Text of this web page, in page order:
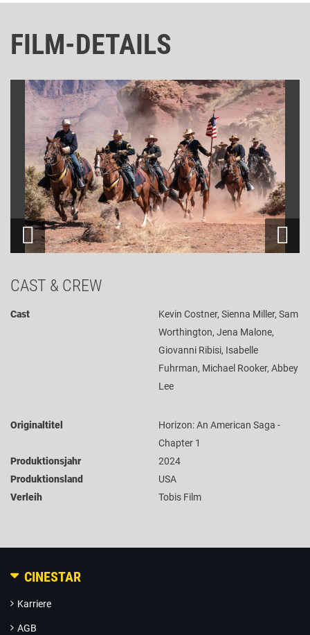
FILM-DETAILS
CAST & CREW
Cast
Kevin Costner, Sienna Miller, Sam
Worthington, Jena Malone,
Giovanni Ribisi, Isabelle
Fuhrman, Michael Rooker, Abbey
Lee
Originaltitel
Horizon: An American Saga -
Chapter 1
Produktionsjahr
2024
Produktionsland
USA
Verleih
Tobis Film
CINESTAR
Karriere
AGB